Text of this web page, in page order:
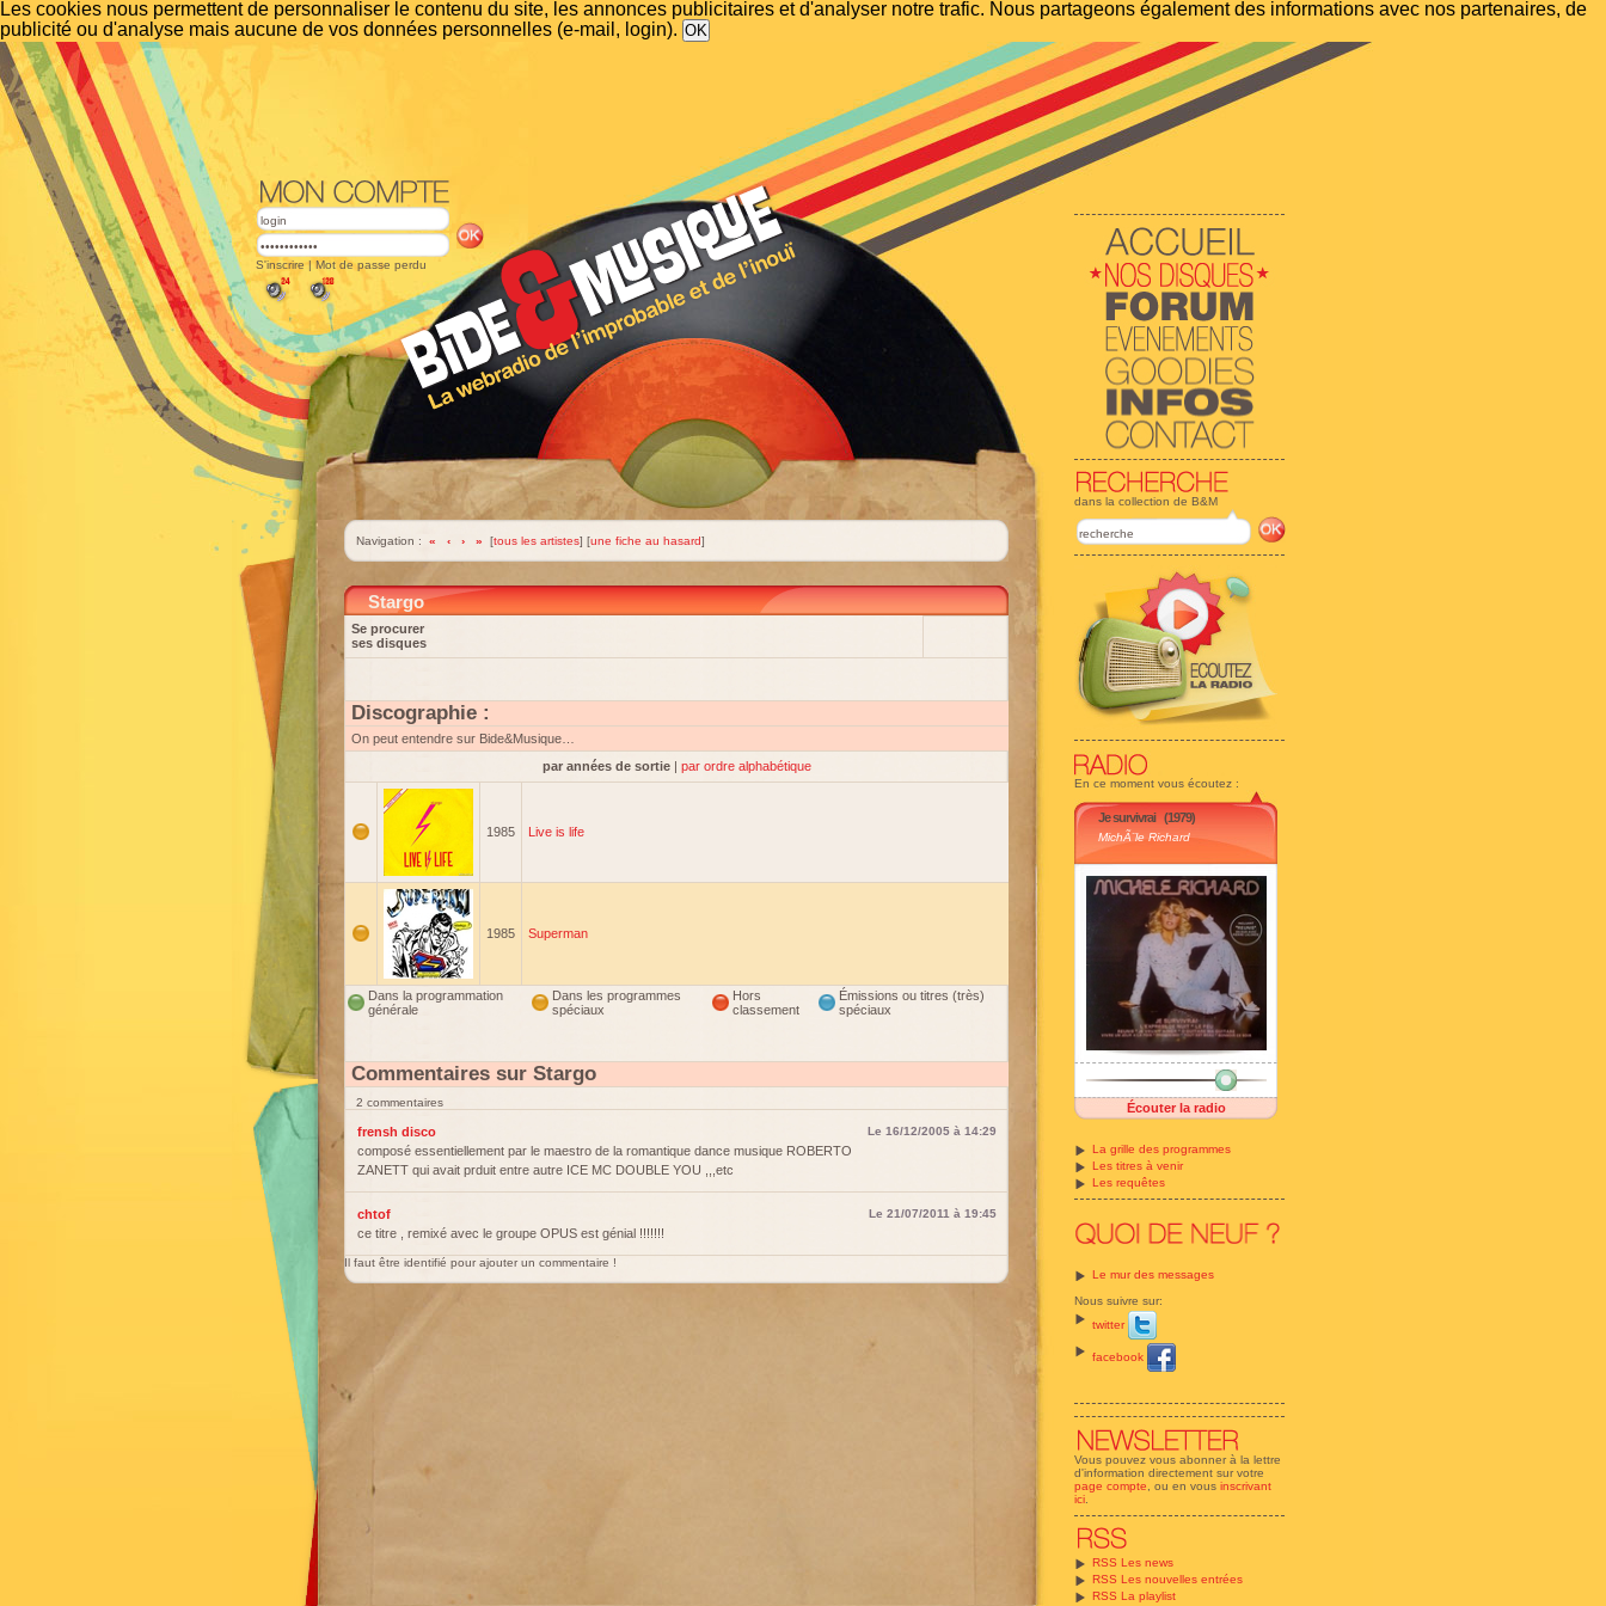
Les cookies nous permettent de personnaliser le contenu du site, les annonces publicitaires et d'analyser notre trafic. Nous partageons également des informations avec nos partenaires, de
publicité ou d'analyse mais aucune de vos données personnelles (e-mail, login).
dans la collection de B&M
En ce moment vous écoutez :
Je survivrai (1979)
MichÃ¨le Richard
Écouter la radio
La grille des programmes
Les titres à venir
Les requêtes
Le mur des messages
Nous suivre sur:
twitter
facebook
Vous pouvez vous abonner à la lettre
d'information directement sur votre
page compte , ou en vous inscrivant
ici
RSS Les news
RSS Les nouvelles entrées
RSS La playlist
S'inscrire | Mot de passe perdu
Navigation : « ‹ › » [tous les artistes] [une fiche au hasard]
Stargo
Se procurer
ses disques
Discographie :
On peut entendre sur Bide&Musique…
par années de sortie | par ordre alphabétique
1985 Live is life
1985 Superman
Dans la programmation
générale
Dans les programmes
spéciaux
Hors
classement
Émissions ou titres (très)
spéciaux
Commentaires sur Stargo
2 commentaires
frensh disco Le 16/12/2005 à 14:29
composé essentiellement par le maestro de la romantique dance musique ROBERTO
ZANETT qui avait prduit entre autre ICE MC DOUBLE YOU ,,,etc
chtof Le 21/07/2011 à 19:45
ce titre , remixé avec le groupe OPUS est génial !!!!!!!
Il faut être identifié pour ajouter un commentaire !